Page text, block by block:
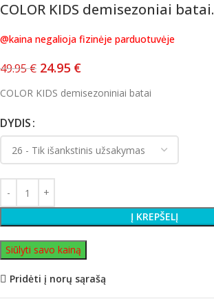
COLOR KIDS demisezoniai batai.
@kaina negalioja fizinėje parduotuvėje
49.95€ 24.95 €
COLOR KIDS demisezoniniai batai
DYDIS
Į KREPŠELĮ
Siūlyti savo kainą
Pridėti į norų sąrašą